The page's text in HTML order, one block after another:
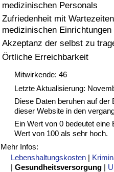
medizinischen Personals
Zufriedenheit mit
medizinischen Einrichtungen
Akzeptanz der selbst zu
Örtliche Erreichbarkeit
Mitwirkende: 46
Letzte Aktualisierung:
Diese Daten beruhen auf
dieser Website in den
Ein Wert von 0 bedeutet
Wert von 100 als sehr hoch.
Mehr Infos:
Lebenshaltungskosten |
|Gesundheitsversorgung |
Gesundheitsversorgungs-
Gesundheitsversorgungs-
Umweltverschmutzungs-
Umweltverschmutzungs-
Verkehr